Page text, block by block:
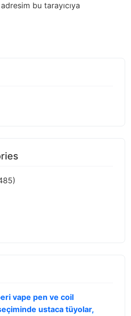
bu tarayıcıya
vape pen ve coil
ustaca tüyolar,